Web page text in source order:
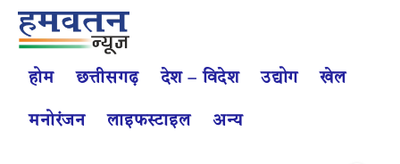
होम छत्तीसगढ़ देश – विदेश उद्योग खेल
मनोरंजन लाइफस्टाइल अन्य